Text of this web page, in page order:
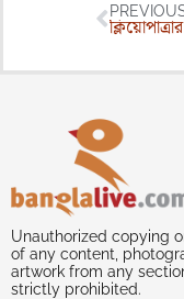
Unauthorized copying
of any content,
artwork from any
strictly prohibited.